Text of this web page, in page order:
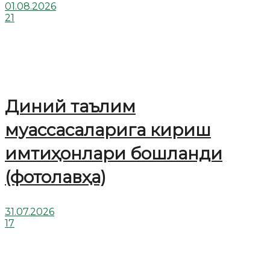
01.08.2026
21
Диний таълим
муассасаларига кириш
имтиҳонлари бошланди
(фотолавҳа)
31.07.2026
17